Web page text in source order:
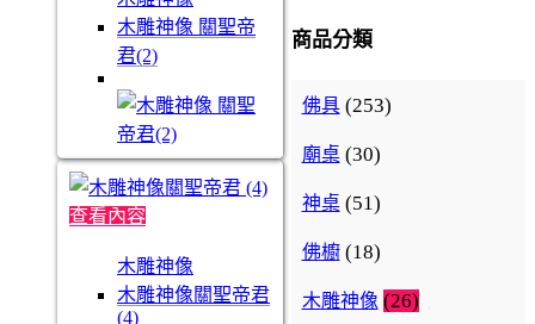
木雕神像 關聖帝
君(2)
查看內容
木雕神像
木雕神像關聖帝君
(4)
商品分類
佛具 (253)
廟桌 (30)
神桌 (51)
佛櫥 (18)
木雕神像 (26)